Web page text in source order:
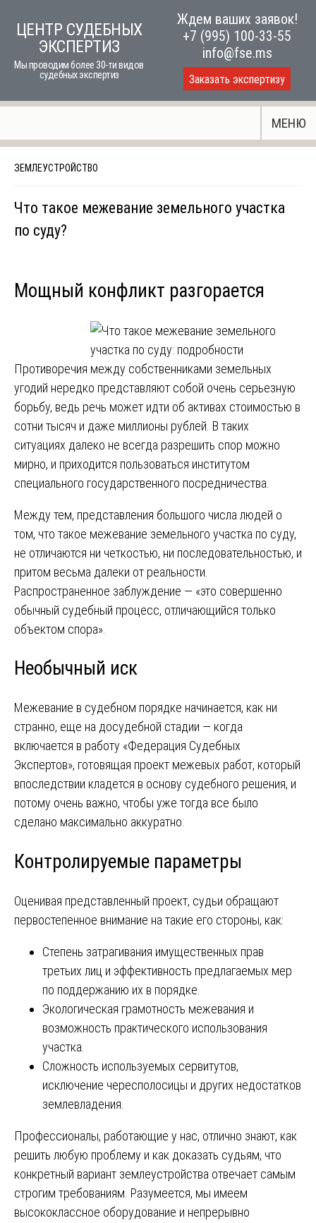
ЦЕНТР СУДЕБНЫХ
ЭКСПЕРТИЗ
Мы проводим более 30-ти видов
судебных экспертиз
Ждем ваших заявок!
+7 (995) 100-33-55
info@fse.ms
Заказать экспертизу
МЕНЮ
ЗЕМЛЕУСТРОЙСТВО
Что такое межевание земельного участка
по суду?
Мощный конфликт разгорается
Противоречия между собственниками земельных
угодий нередко представляют собой очень серьезную
борьбу, ведь речь может идти об активах стоимостью в
сотни тысяч и даже миллионы рублей. В таких
ситуациях далеко не всегда разрешить спор можно
мирно, и приходится пользоваться институтом
специального государственного посредничества.
Между тем, представления большого числа людей о
том, что такое межевание земельного участка по суду,
не отличаются ни четкостью, ни последовательностью, и
притом весьма далеки от реальности.
Распространенное заблуждение — «это совершенно
обычный судебный процесс, отличающийся только
объектом спора».
Необычный иск
Межевание в судебном порядке начинается, как ни
странно, еще на досудебной стадии — когда
включается в работу «Федерация Судебных
Экспертов», готовящая проект межевых работ, который
впоследствии кладется в основу судебного решения, и
потому очень важно, чтобы уже тогда все было
сделано максимально аккуратно.
Контролируемые параметры
Оценивая представленный проект, судьи обращают
первостепенное внимание на такие его стороны, как:
Степень затрагивания имущественных прав
третьих лиц и эффективность предлагаемых мер
по поддержанию их в порядке.
Экологическая грамотность межевания и
возможность практического использования
участка.
Сложность используемых сервитутов,
исключение чересполосицы и других недостатков
землевладения.
Профессионалы, работающие у нас, отлично знают, как
решить любую проблему и как доказать судьям, что
конкретный вариант землеустройства отвечает самым
строгим требованиям. Разумеется, мы имеем
высококлассное оборудование и непрерывно